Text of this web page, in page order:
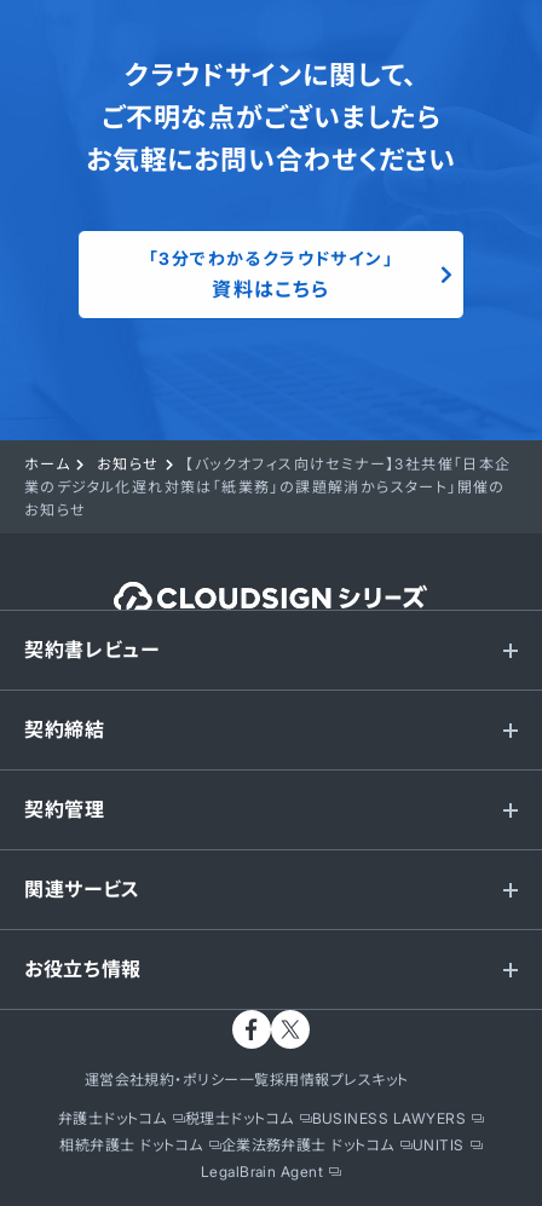
クラウドサインに関して、
ご不明な点がございましたら
お気軽にお問い合わせください
「3分でわかるクラウドサイン」
資料はこちら
ホーム お知らせ
【バックオフィス向けセミナー】3社共催「日本企
業のデジタル化遅れ対策は「紙業務」の課題解消からスタート」開催の
お知らせ
契約書レビュー
契約締結
契約管理
関連サービス
お役立ち情報
運営会社規約・ポリシー一覧採用情報プレスキット
弁護士ドットコム 税理士ドットコム
BUSINESS LAWYERS
相続弁護士 ドットコム
企業法務弁護士 ドットコム
UNITIS
LegalBrain Agent